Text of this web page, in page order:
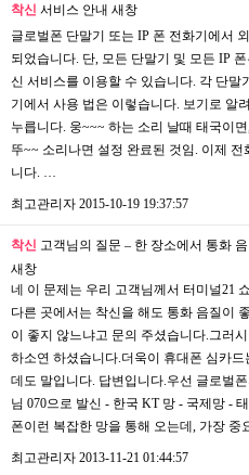
착신 서비스 안내 새창
글로벌폰 단말기 또는 IP 폰 전화기에서
되었습니다. 단, 모든 단말기 및 모든 IP
신 서비스를 이용할 수 있습니다. 각 단말
기에서 사용 법은 이렇습니다. 보기로 알
누릅니다. 웅~~~ 하는 소리 날때 태국이
뚜~~ 소리나면 설정 완료된 것임. 이제
니다. …
최고관리자 2015-10-19 19:37:57
착신 고객님의 질문 – 한 장소에서 통화
새창
네 이 문제는 우리 고객님께서 터미널21
다른 곳에서는 착신을 해도 통화 음질이
이 좋지 않느냐고 문의 주셨습니다.그러
하소연 하셨습니다.더욱이 휴대폰 심카
데도 말입니다. 답변입니다.우선 글로벌
님 070으로 발신 - 한국 KT 망 - 국제망 -
폰이런 복잡한 망을 통해 오는데, 가장
최고관리자 2013-11-21 01:44:57